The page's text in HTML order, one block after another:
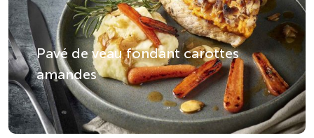
Pavé de veau fondant carottes
amandes